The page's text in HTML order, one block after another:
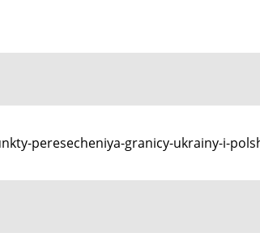
peresecheniya-granicy-ukrainy-i-